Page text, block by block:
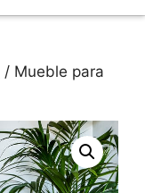
/ Mueble para